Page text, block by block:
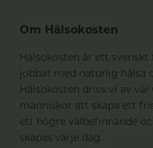
Om Hälsokosten
Hälsokosten är ett
jobbat med naturlig hälsa
Hälsokosten drivs vi av
människor att skapa ett
ett högre välbefinnande
skapas varje dag.